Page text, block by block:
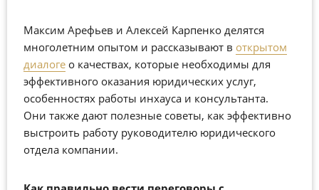
Максим Арефьев и Алексей Карпенко делятся
многолетним опытом и рассказывают в открытом
диалоге о качествах, которые необходимы для
эффективного оказания юридических услуг,
особенностях работы инхауса и консультанта.
Они также дают полезные советы, как эффективно
выстроить работу руководителю юридического
отдела компании.